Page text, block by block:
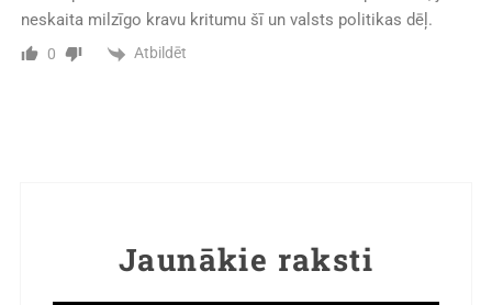
neskaita milzīgo kravu kritumu šī un valsts politikas dēļ.
0 Atbildēt
Jaunākie raksti